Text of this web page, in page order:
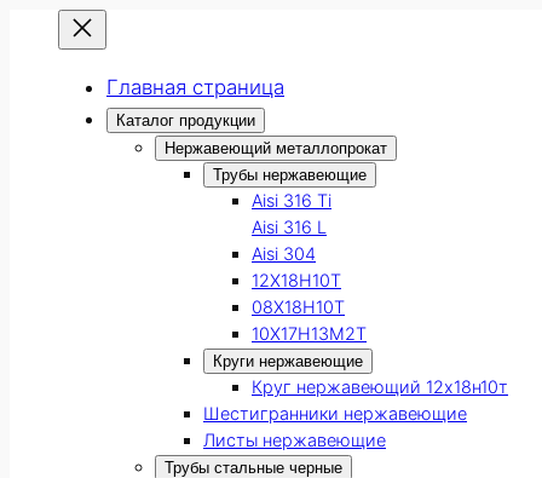
Главная страница
Каталог продукции
Нержавеющий металлопрокат
Трубы нержавеющие
Aisi 316 Ti
Aisi 316 L
Aisi 304
12Х18Н10Т
08Х18Н10Т
10Х17Н13М2Т
Круги нержавеющие
Круг нержавеющий 12х18н10т
Шестигранники нержавеющие
Листы нержавеющие
Трубы стальные черные